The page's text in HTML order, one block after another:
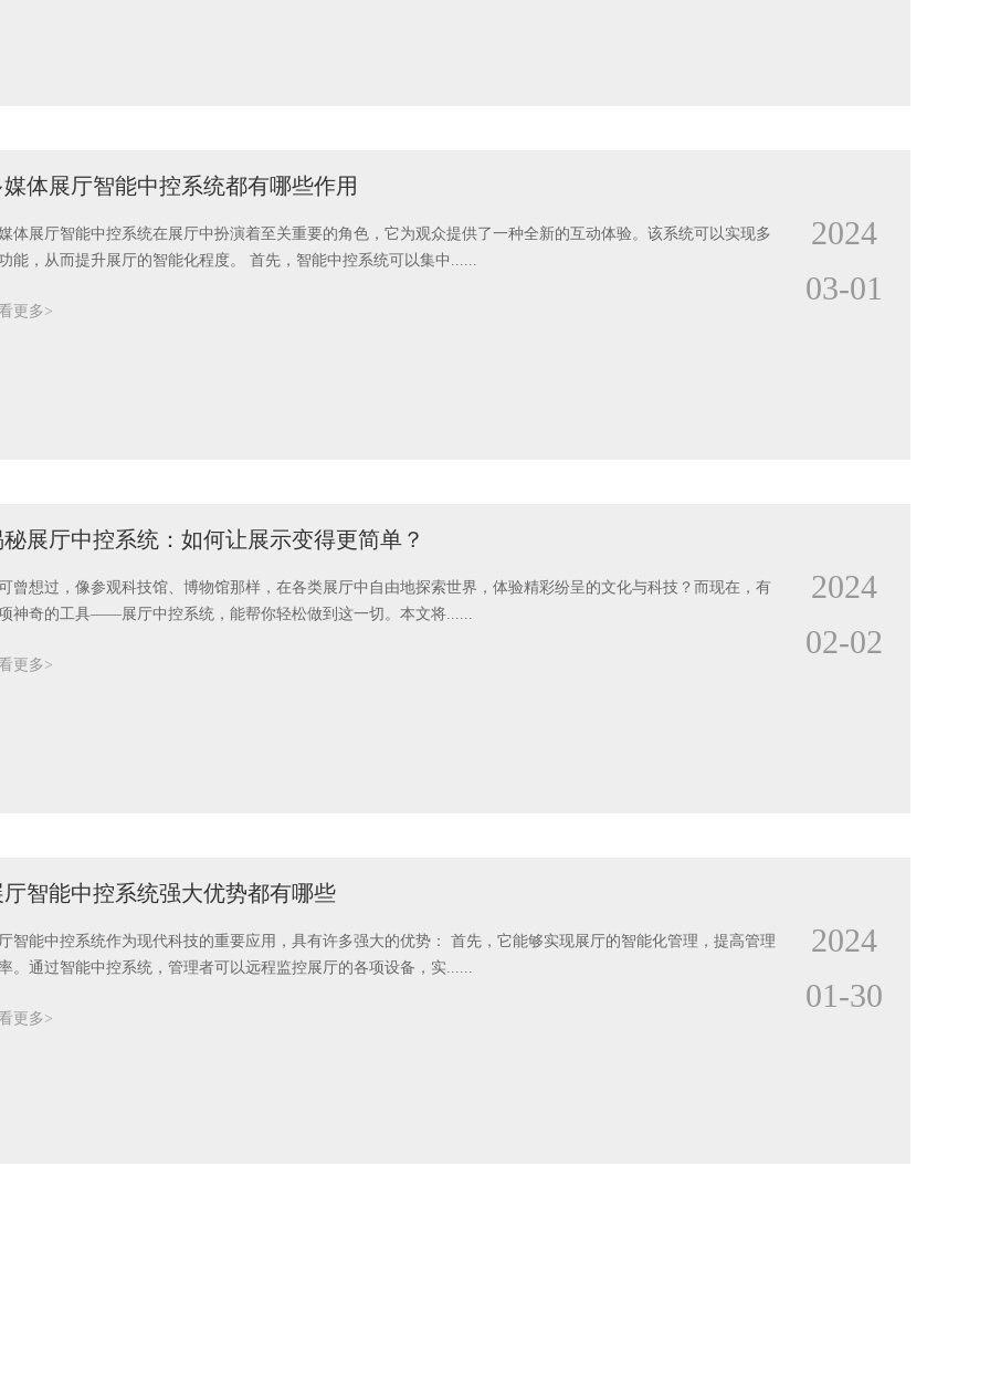
体展厅智能中控系统都有哪些作用
体展厅智能中控系统在展厅中扮演着至关重要的角色，它为观众提供了一种全新的互动体验。该系统可以实现多
能，从而提升展厅的智能化程度。 首先，智能中控系统可以集中......
更多>
2024
03-01
展厅中控系统：如何让展示变得更简单？
曾想过，像参观科技馆、博物馆那样，在各类展厅中自由地探索世界，体验精彩纷呈的文化与科技？而现在，有
神奇的工具——展厅中控系统，能帮你轻松做到这一切。本文将......
更多>
2024
02-02
厅智能中控系统强大优势都有哪些
智能中控系统作为现代科技的重要应用，具有许多强大的优势： 首先，它能够实现展厅的智能化管理，提高管理
。通过智能中控系统，管理者可以远程监控展厅的各项设备，实......
更多>
2024
01-30